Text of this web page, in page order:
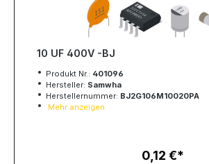
10 UF 400V -BJ
Produkt Nr.: 401096
Hersteller: Samwha
Herstellernummer: BJ2G106M10020PA
Mehr anzeigen
Regulärer Preis:
0,12 €